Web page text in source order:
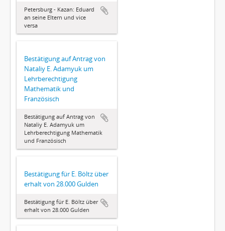
Petersburg - Kazan: Eduard
an seine Eltern und vice
versa
Bestätigung auf Antrag von
Nataliy E. Adamyuk um
Lehrberechtigung
Mathematik und
Französisch
Bestätigung auf Antrag von
Nataliy E. Adamyuk um
Lehrberechtigung Mathematik
und Französisch
Bestätigung für E. Böltz über
erhalt von 28.000 Gulden
Bestätigung für E. Böltz über
erhalt von 28.000 Gulden